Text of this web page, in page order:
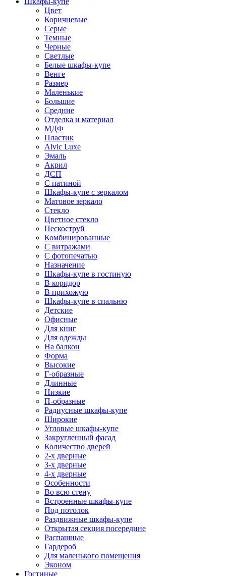
Цвет
Коричневые
Серые
Темные
Черные
Светлые
Белые шкафы-купе
Венге
Размер
Маленькие
Большие
Средние
Отделка и материал
МДФ
Пластик
Alvic Luxe
Эмаль
Акрил
ДСП
С патиной
Шкафы-купе с зеркалом
Матовое зеркало
Стекло
Цветное стекло
Пескоструй
Комбинированные
С витражами
С фотопечатью
Назначение
Шкафы-купе в гостиную
В коридор
В прихожую
Шкафы-купе в спальню
Детские
Офисные
Для книг
Для одежды
На балкон
Форма
Высокие
Г-образные
Длинные
Низкие
П-образные
Радиусные шкафы-купе
Широкие
Угловые шкафы-купе
Закругленный фасад
Количество дверей
2-х дверные
3-х дверные
4-х дверные
Особенности
Во всю стену
Встроенные шкафы-купе
Под потолок
Раздвижные шкафы-купе
Открытая секция посередине
Распашные
Гардероб
Для маленького помещения
Эконом
Гостиные